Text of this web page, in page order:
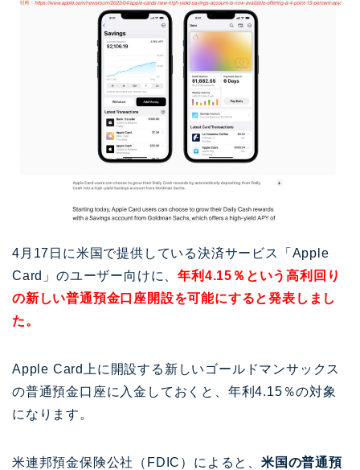
4月17日に米国で提供している決済サービス「Apple
Card」のユーザー向けに、年利4.15％という高利回り
の新しい普通預金口座開設を可能にすると発表しまし
た。
Apple Card上に開設する新しいゴールドマンサックス
の普通預金口座に入金しておくと、年利4.15％の対象
になります。
米連邦預金保険公社（FDIC）によると、 米国の普通預